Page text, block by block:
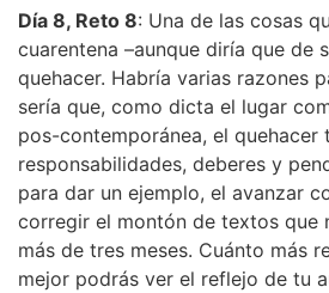
Día 8, Reto 8: Una de las cosas
cuarentena –aunque diría que de
quehacer. Habría varias razones
sería que, como dicta el lugar
pos-contemporánea, el quehacer
responsabilidades, deberes y
para dar un ejemplo, el avanzar
corregir el montón de textos que
más de tres meses. Cuánto más
mejor podrás ver el reflejo de tu